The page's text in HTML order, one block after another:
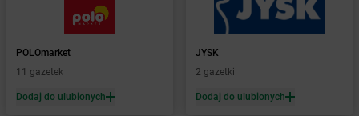
Białka
Białka Tatrzańska
Żabka Białobrzegi
Żabka Białogard
Żabka Białogóra
POLOmarket
11 gazetek
Dodaj do ulubionych
JYSK
2 gazetki
Dodaj do ulubionych